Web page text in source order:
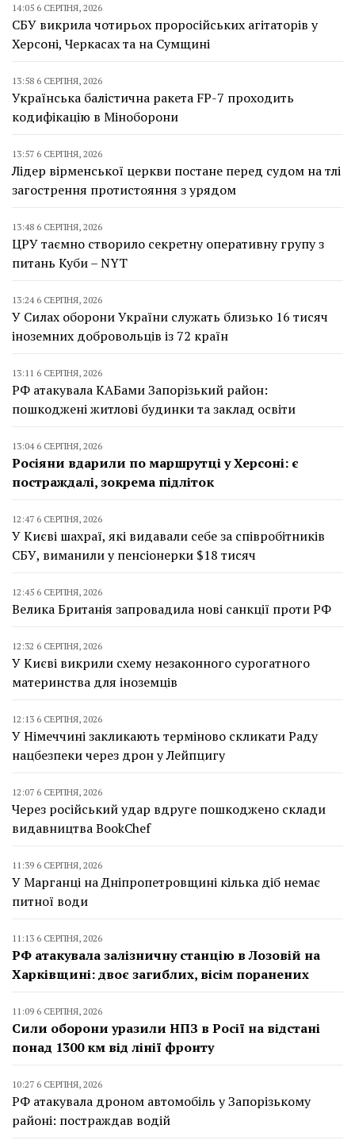
14:05 6 СЕРПНЯ, 2026
СБУ викрила чотирьох проросійських агітаторів у
Херсоні, Черкасах та на Сумщині
13:58 6 СЕРПНЯ, 2026
Українська балістична ракета FP-7 проходить
кодифікацію в Міноборони
13:57 6 СЕРПНЯ, 2026
Лідер вірменської церкви постане перед судом на тлі
загострення протистояння з урядом
13:48 6 СЕРПНЯ, 2026
ЦРУ таємно створило секретну оперативну групу з
питань Куби – NYT
13:24 6 СЕРПНЯ, 2026
У Силах оборони України служать близько 16 тисяч
іноземних добровольців із 72 країн
13:11 6 СЕРПНЯ, 2026
РФ атакувала КАБами Запорізький район:
пошкоджені житлові будинки та заклад освіти
13:04 6 СЕРПНЯ, 2026
Росіяни вдарили по маршрутці у Херсоні: є
постраждалі, зокрема підліток
12:47 6 СЕРПНЯ, 2026
У Києві шахраї, які видавали себе за співробітників
СБУ, виманили у пенсіонерки $18 тисяч
12:45 6 СЕРПНЯ, 2026
Велика Британія запровадила нові санкції проти РФ
12:32 6 СЕРПНЯ, 2026
У Києві викрили схему незаконного сурогатного
материнства для іноземців
12:13 6 СЕРПНЯ, 2026
У Німеччині закликають терміново скликати Раду
нацбезпеки через дрон у Лейпцигу
12:07 6 СЕРПНЯ, 2026
Через російський удар вдруге пошкоджено склади
видавництва BookChef
11:39 6 СЕРПНЯ, 2026
У Марганці на Дніпропетровщині кілька діб немає
питної води
11:13 6 СЕРПНЯ, 2026
РФ атакувала залізничну станцію в Лозовій на
Харківщині: двоє загиблих, вісім поранених
11:09 6 СЕРПНЯ, 2026
Сили оборони уразили НПЗ в Росії на відстані
понад 1300 км від лінії фронту
10:27 6 СЕРПНЯ, 2026
РФ атакувала дроном автомобіль у Запорізькому
районі: постраждав водій